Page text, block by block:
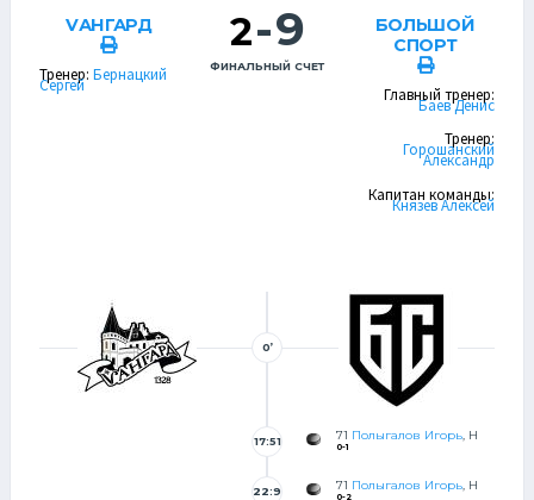
VАНГАРД
Тренер: Бернацкий
Сергей
2-9
ФИНАЛЬНЫЙ СЧЕТ
БОЛЬШОЙ
СПОРТ
Главный тренер:
Баев Денис
Тренер:
Горошанский
Александр
Капитан команды:
Князев Алексей
0’
71 Полыгалов Игорь, Н
0-1
17:51
71 Полыгалов Игорь, Н
0-2
22:9